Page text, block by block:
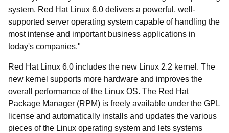
system, Red Hat Linux 6.0 delivers a powerful, well-
supported server operating system capable of handling the
most intense and important business applications in
today's companies."
Red Hat Linux 6.0 includes the new Linux 2.2 kernel. The
new kernel supports more hardware and improves the
overall performance of the Linux OS. The Red Hat
Package Manager (RPM) is freely available under the GPL
license and automatically installs and updates the various
pieces of the Linux operating system and lets systems